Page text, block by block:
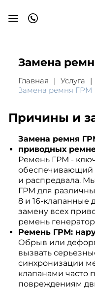
Замена
Главная Услуга
Замена ремня ГРМ
Причины и
Замена ремня
приводных
Ремень ГРМ -
обеспечивающий
и распредвала.
ГРМ для
8 и 16-клапанные
замену всех
ремень
Ремень ГРМ:
Обрыв или
вызвать
синхронизации
клапанами часто
повреждениям